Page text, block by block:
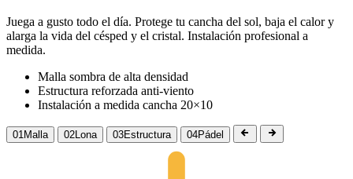
Juega a gusto todo el día. Protege tu cancha del sol, baja el calor y
alarga la vida del césped y el cristal. Instalación profesional a
medida.
Malla sombra de alta densidad
Estructura reforzada anti-viento
Instalación a medida cancha 20×10
01 Malla 02Lona 03Estructura 04Pádel